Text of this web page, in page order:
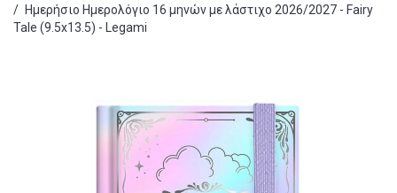
/ Ημερήσιο Ημερολόγιο 16 μηνών με λάστιχο 2026/2027 - Fairy
Tale (9.5x13.5) - Legami